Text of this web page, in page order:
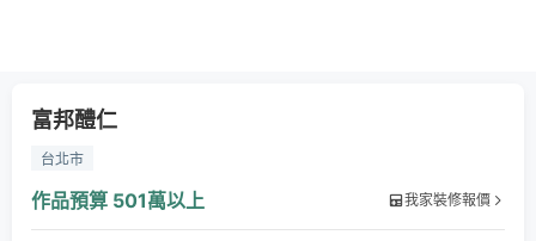
富邦醴仁
台北市
作品預算 501萬以上 我家裝修報價